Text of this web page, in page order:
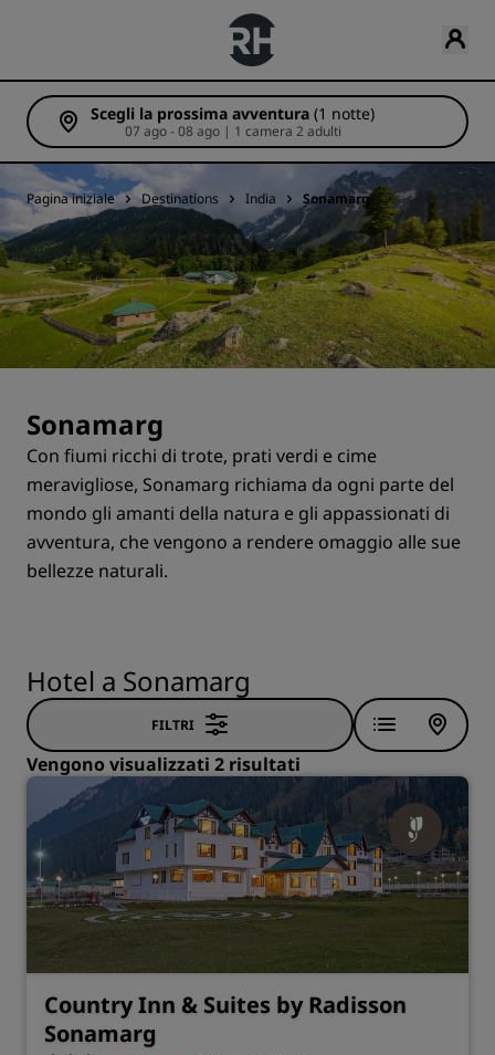
Scegli la prossima avventura (1 notte)
07 ago - 08 ago | 1 camera 2 adulti
Pagina iniziale Destinations India Sonamarg
Sonamarg
Con fiumi ricchi di trote, prati verdi e cime
meravigliose, Sonamarg richiama da ogni parte del
mondo gli amanti della natura e gli appassionati di
avventura, che vengono a rendere omaggio alle sue
bellezze naturali.
Hotel a Sonamarg
FILTRI
Vengono visualizzati 2 risultati
Country Inn & Suites by Radisson
Sonamarg